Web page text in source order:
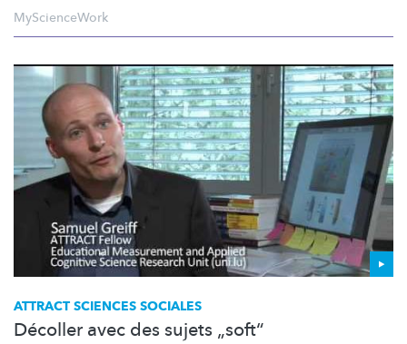
MyScienceWork
ATTRACT SCIENCES SOCIALES
Décoller avec des sujets „soft“